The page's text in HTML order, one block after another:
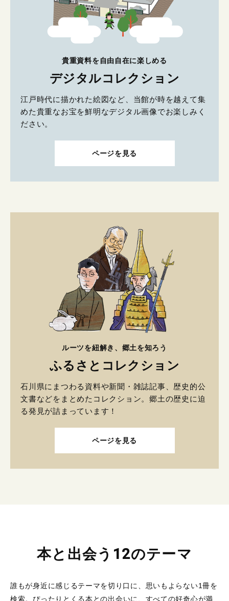
貴重資料を自由自在に楽しめる
デジタルコレクション
江戸時代に描かれた絵図など、当館が時を越えて集
めた貴重なお宝を鮮明なデジタル画像でお楽しみく
ださい。
ページを見る
ルーツを紐解き、郷土を知ろう
ふるさとコレクション
石川県にまつわる資料や新聞・雑誌記事、歴史的公
文書などをまとめたコレクション。郷土の歴史に迫
る発見が詰まっています！
ページを見る
本と出会う12のテーマ
誰もが身近に感じるテーマを切り口に、思いもよらない1冊を
検索。 ぴったりとくる本との出会いに、すべての好奇心が満